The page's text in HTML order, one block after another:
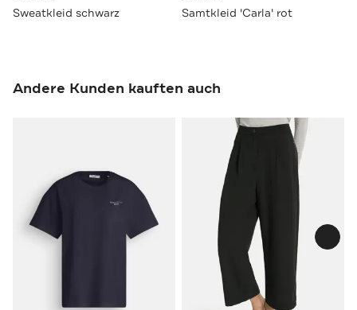
Sweatkleid schwarz Samtkleid 'Carla' rot
Andere Kunden kauften auch